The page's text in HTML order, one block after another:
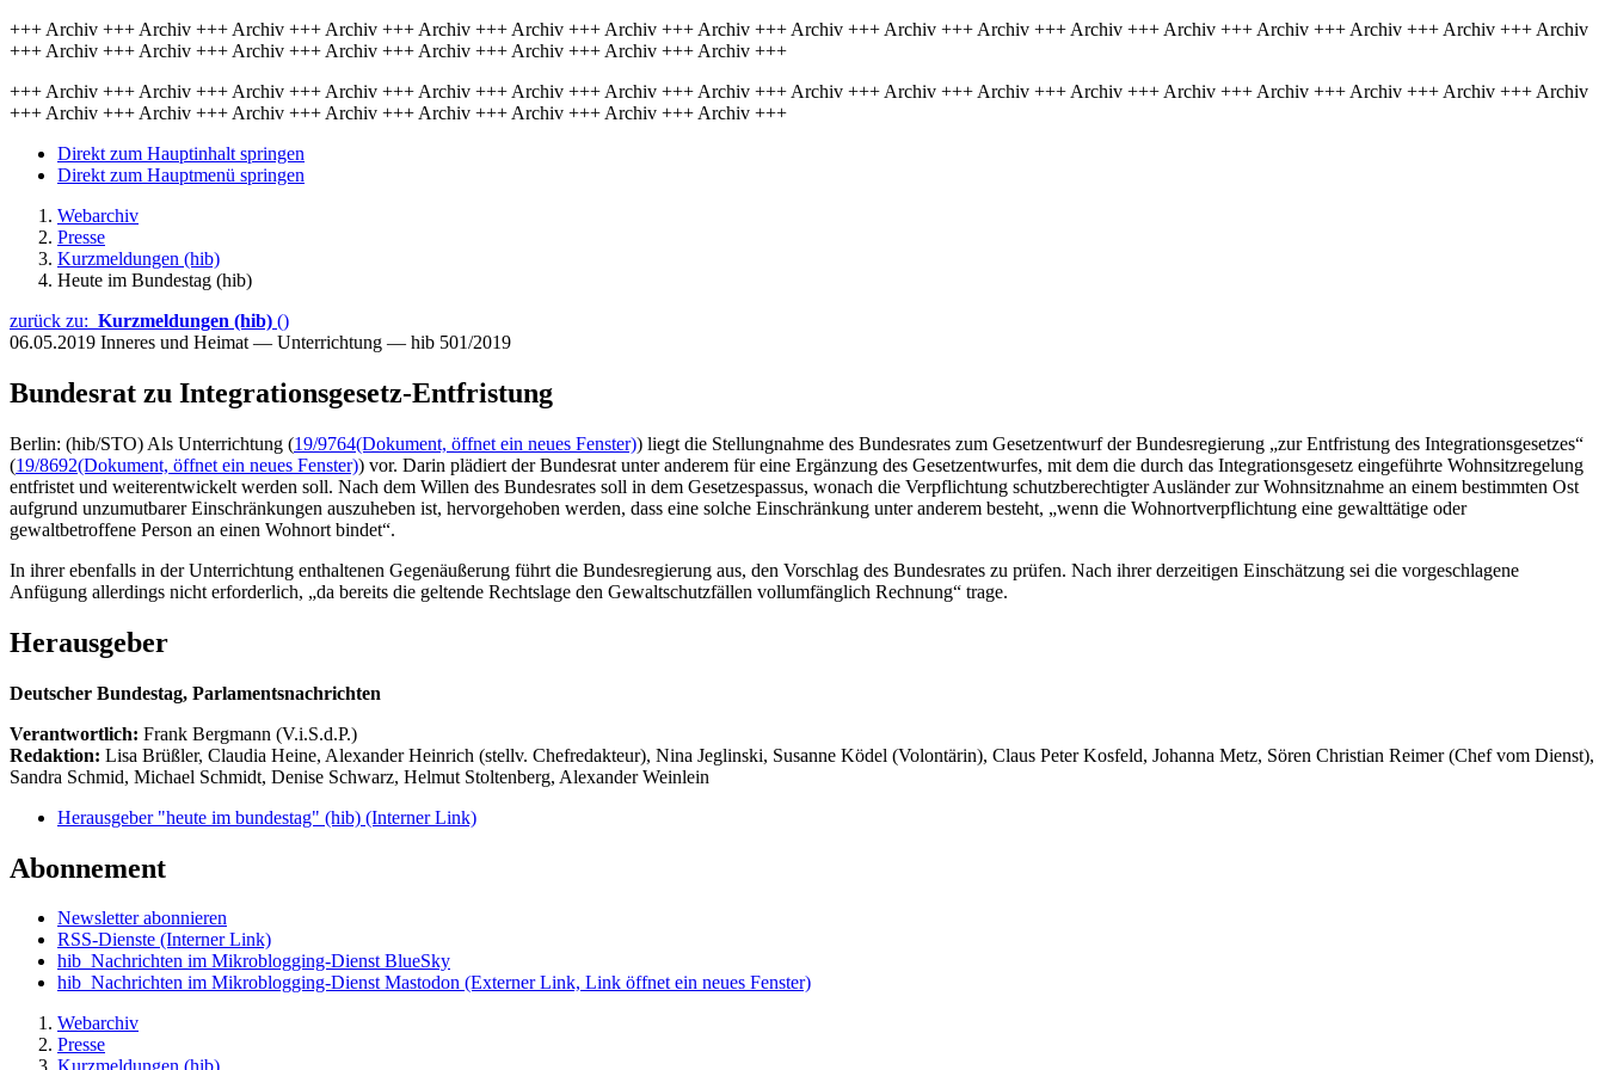
+++ Archiv +++ Archiv +++ Archiv +++ Archiv +++ Archiv +++ Archiv +++ Archiv +++ Archiv +++ Archiv +++ Archiv +++ Archiv +++ Archiv +++ Archiv +++ Archiv +++ Archiv +++ Archiv +++ Archiv
+++ Archiv +++ Archiv +++ Archiv +++ Archiv +++ Archiv +++ Archiv +++ Archiv +++ Archiv +++
+++ Archiv +++ Archiv +++ Archiv +++ Archiv +++ Archiv +++ Archiv +++ Archiv +++ Archiv +++ Archiv +++ Archiv +++ Archiv +++ Archiv +++ Archiv +++ Archiv +++ Archiv +++ Archiv +++ Archiv
+++ Archiv +++ Archiv +++ Archiv +++ Archiv +++ Archiv +++ Archiv +++ Archiv +++ Archiv +++
Direkt zum Hauptinhalt springen
Direkt zum Hauptmenü springen
Webarchiv
Presse
Kurzmeldungen (hib)
Heute im Bundestag (hib)
zurück zu: Kurzmeldungen (hib) ()
06.05.2019 Inneres und Heimat — Unterrichtung — hib 501/2019
Bundesrat zu Integrationsgesetz-Entfristung
Berlin: (hib/STO) Als Unterrichtung (19/9764(Dokument, öffnet ein neues Fenster)) liegt die Stellungnahme des Bundesrates zum Gesetzentwurf der Bundesregierung „zur Entfristung des Integrationsgesetzes“
(19/8692(Dokument, öffnet ein neues Fenster)) vor. Darin plädiert der Bundesrat unter anderem für eine Ergänzung des Gesetzentwurfes, mit dem die durch das Integrationsgesetz eingeführte Wohnsitzregelung
entfristet und weiterentwickelt werden soll. Nach dem Willen des Bundesrates soll in dem Gesetzespassus, wonach die Verpflichtung schutzberechtigter Ausländer zur Wohnsitznahme an einem bestimmten Ost
aufgrund unzumutbarer Einschränkungen auszuheben ist, hervorgehoben werden, dass eine solche Einschränkung unter anderem besteht, „wenn die Wohnortverpflichtung eine gewalttätige oder
gewaltbetroffene Person an einen Wohnort bindet“.
In ihrer ebenfalls in der Unterrichtung enthaltenen Gegenäußerung führt die Bundesregierung aus, den Vorschlag des Bundesrates zu prüfen. Nach ihrer derzeitigen Einschätzung sei die vorgeschlagene
Anfügung allerdings nicht erforderlich, „da bereits die geltende Rechtslage den Gewaltschutzfällen vollumfänglich Rechnung“ trage.
Herausgeber
Deutscher Bundestag, Parlamentsnachrichten
Verantwortlich: Frank Bergmann (V.i.S.d.P.)
Redaktion: Lisa Brüßler, Claudia Heine, Alexander Heinrich (stellv. Chefredakteur), Nina Jeglinski, Susanne Ködel (Volontärin), Claus Peter Kosfeld, Johanna Metz, Sören Christian Reimer (Chef vom Dienst),
Sandra Schmid, Michael Schmidt, Denise Schwarz, Helmut Stoltenberg, Alexander Weinlein
Herausgeber "heute im bundestag" (hib) (Interner Link)
Abonnement
Newsletter abonnieren
RSS-Dienste (Interner Link)
hib_Nachrichten im Mikroblogging-Dienst BlueSky
hib_Nachrichten im Mikroblogging-Dienst Mastodon (Externer Link, Link öffnet ein neues Fenster)
Webarchiv
Presse